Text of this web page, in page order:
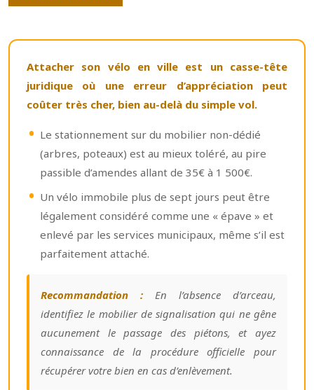
Attacher son vélo en ville est un casse-tête
juridique où une erreur d’appréciation peut
coûter très cher, bien au-delà du simple vol.
Le stationnement sur du mobilier non-dédié
(arbres, poteaux) est au mieux toléré, au pire
passible d’amendes allant de 35€ à 1 500€.
Un vélo immobile plus de sept jours peut être
légalement considéré comme une « épave » et
enlevé par les services municipaux, même s’il est
parfaitement attaché.
Recommandation : En l’absence d’arceau,
identifiez le mobilier de signalisation qui ne gêne
aucunement le passage des piétons, et ayez
connaissance de la procédure officielle pour
récupérer votre bien en cas d’enlèvement.